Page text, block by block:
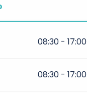
08:30 - 17:00
08:30 - 17:00